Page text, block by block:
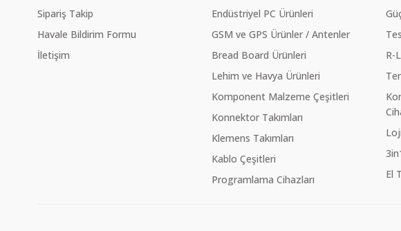
Sipariş Takip
Havale Bildirim Formu
İletişim
Endüstriyel PC Ürünleri
GSM ve GPS Ürünler / Antenler
Bread Board Ürünleri
Lehim ve Havya Ürünleri
Komponent Malzeme Çeşitleri
Konnektor Takımları
Klemens Takımları
Kablo Çeşitleri
Programlama Cihazları
R-
El